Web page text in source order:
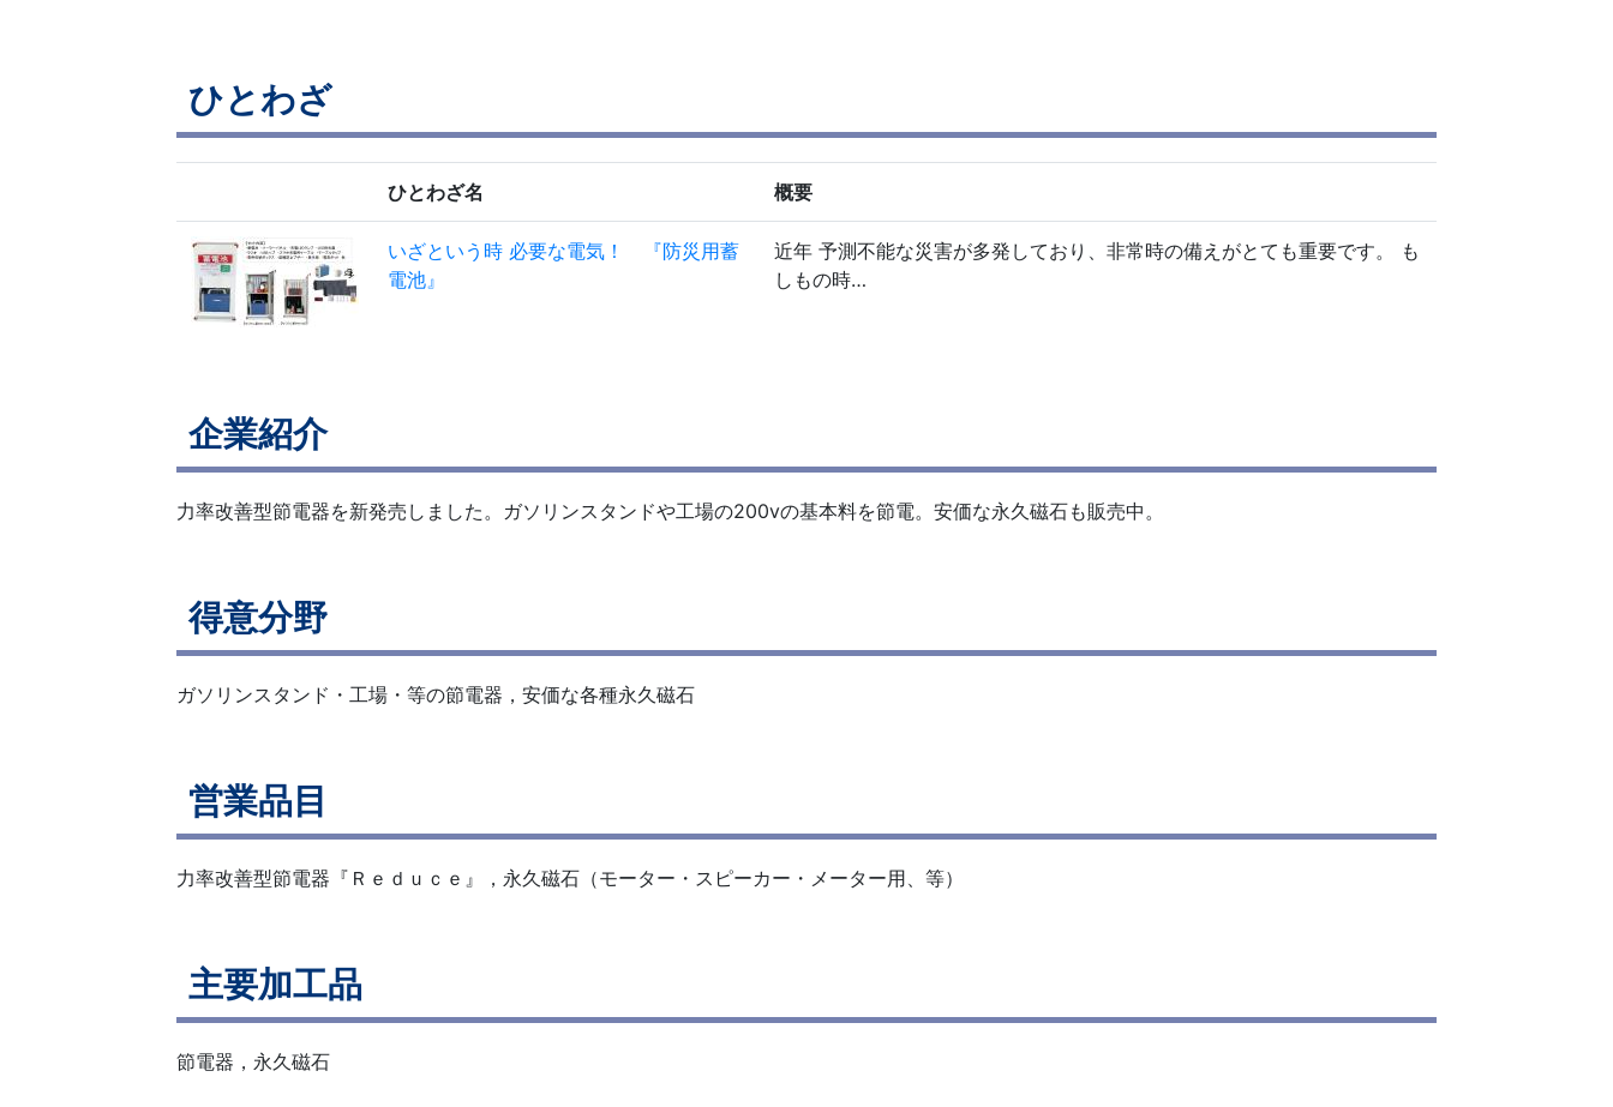
ひとわざ
ひとわざ名 概要
いざという時 必要な電気！ 『防災用蓄
電池』
近年 予測不能な災害が多発しており、非常時の備えがとても重要です。 も
しもの時…
企業紹介
力率改善型節電器を新発売しました。ガソリンスタンドや工場の200vの基本料を節電。安価な永久磁石も販売中。
得意分野
ガソリンスタンド・工場・等の節電器，安価な各種永久磁石
営業品目
力率改善型節電器『Ｒｅｄｕｃｅ』，永久磁石（モーター・スピーカー・メーター用、等）
主要加工品
節電器，永久磁石